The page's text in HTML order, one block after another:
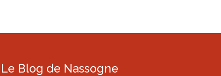
Le Blog de Nassogne